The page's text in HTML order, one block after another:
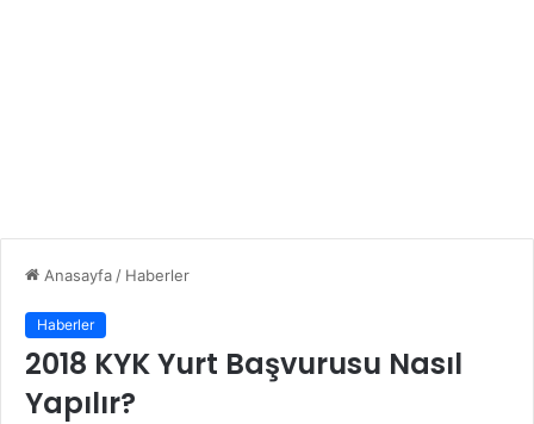
Anasayfa / Haberler
Haberler
2018 KYK Yurt Başvurusu Nasıl
Yapılır?